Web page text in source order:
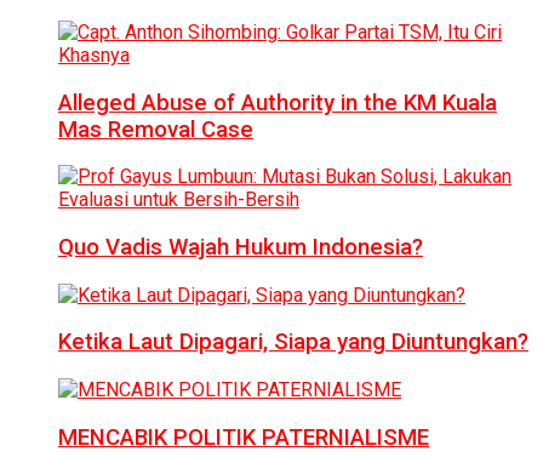
Alleged Abuse of Authority in the KM Kuala
Mas Removal Case
Quo Vadis Wajah Hukum Indonesia?
Ketika Laut Dipagari, Siapa yang Diuntungkan?
MENCABIK POLITIK PATERNIALISME